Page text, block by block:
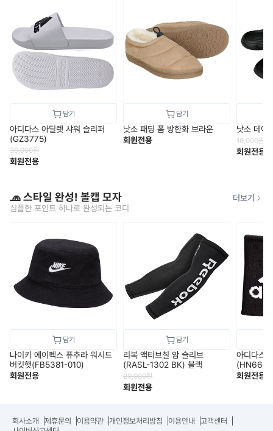
아디다스 아딜렛 샤워 슬리퍼
(GZ3775)
39,000원
회원전용
낫소 패딩 폼 방한화 브라운
회원전용
낫소 데이
16,000원
회원전용
🧢 스타일 완성! 볼캡 모자
심플한 포인트 하나로 완성되는 코디
더보기
나이키 에이펙스 퓨추라 워시드
버킷햇(FB5381-010)
회원전용
리복 액티브칠 암 슬리브
(RASL-1302 BK) 블랙
29,000원
회원전용
아디다스
회원전용
회사소개 제휴문의 이용약관 개인정보처리방침 이용안내
고객센터